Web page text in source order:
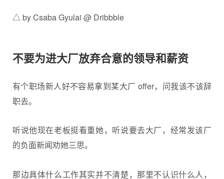
△ by Csaba Gyulai @ Dribbble
不要为进大厂放弃合意的领导和薪资
有个职场新人好不容易拿到某大厂 offer，问我该不该辞
职去。
听说他现在老板挺看重她，听说要去大厂，经常发该厂
的负面新闻劝她三思。
那边具体什么工作其实并不清楚，那里不认识什么人，